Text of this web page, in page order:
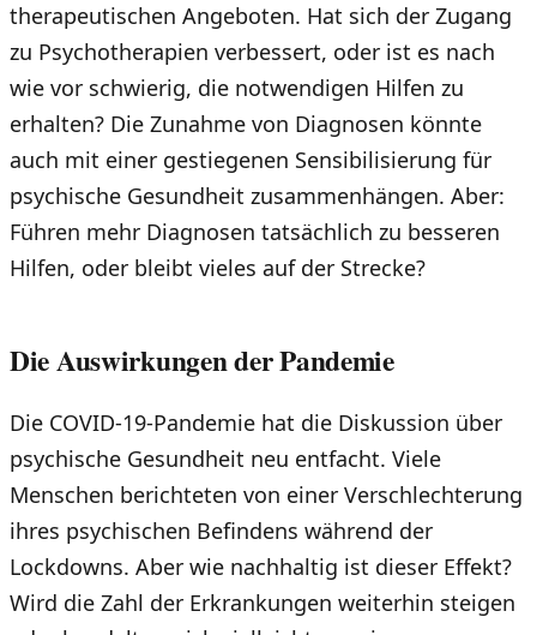
therapeutischen Angeboten. Hat sich der Zugang
zu Psychotherapien verbessert, oder ist es nach
wie vor schwierig, die notwendigen Hilfen zu
erhalten? Die Zunahme von Diagnosen könnte
auch mit einer gestiegenen Sensibilisierung für
psychische Gesundheit zusammenhängen. Aber:
Führen mehr Diagnosen tatsächlich zu besseren
Hilfen, oder bleibt vieles auf der Strecke?
Die Auswirkungen der Pandemie
Die COVID-19-Pandemie hat die Diskussion über
psychische Gesundheit neu entfacht. Viele
Menschen berichteten von einer Verschlechterung
ihres psychischen Befindens während der
Lockdowns. Aber wie nachhaltig ist dieser Effekt?
Wird die Zahl der Erkrankungen weiterhin steigen